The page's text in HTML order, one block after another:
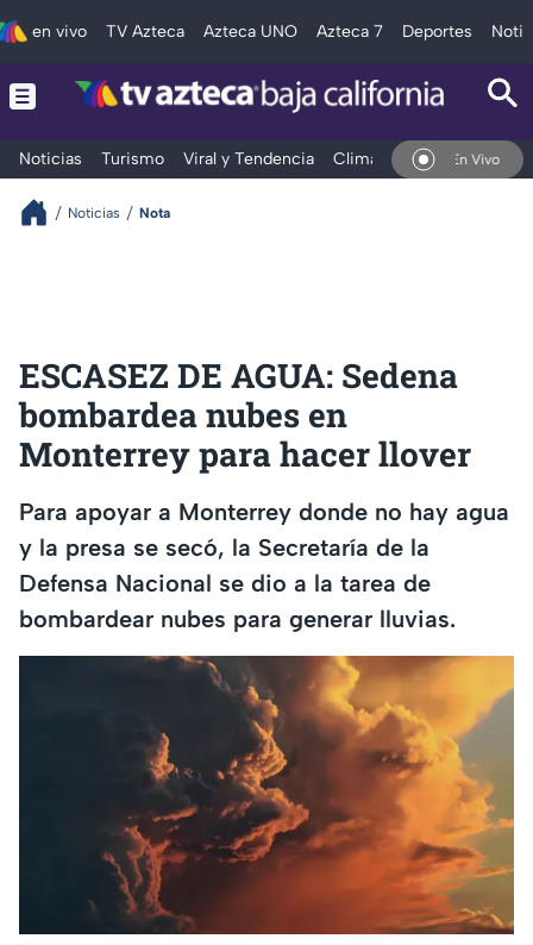
en vivo TV Azteca Azteca UNO Azteca 7 Deportes
Noticias Turismo Viral y Tendencia Clima Deportes
En Vivo
Noticias Nota
ESCASEZ DE AGUA: Sedena
bombardea nubes en
Monterrey para hacer llover
Para apoyar a Monterrey donde no hay agua
y la presa se secó, la Secretaría de la
Defensa Nacional se dio a la tarea de
bombardear nubes para generar lluvias.